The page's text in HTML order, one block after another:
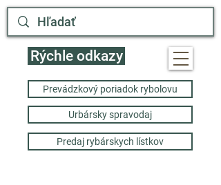
Rýchle odkazy
Prevádzkový poriadok rybolovu
Urbársky spravodaj
Predaj rybárskych lístkov